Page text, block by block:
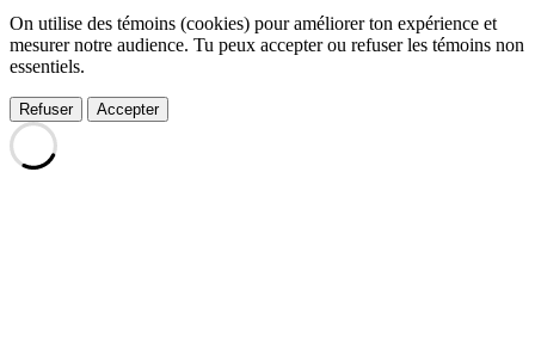
On utilise des témoins (cookies) pour améliorer ton expérience et
mesurer notre audience. Tu peux accepter ou refuser les témoins non
essentiels.
Refuser Accepter